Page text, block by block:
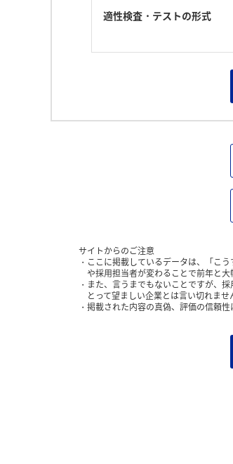
適性検査・テストの形式
サイトからのご注意
ここに掲載しているデータは、「こ
や採用担当者が変わることで前年と大
また、言うまでもないことですが、
とって望ましい企業とは言い切れま
掲載された内容の真偽、評価の信頼